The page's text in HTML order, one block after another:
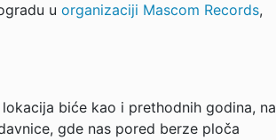
u organizaciji Mascom Records,
biće kao i prethodnih godina, na
gde nas pored berze ploča